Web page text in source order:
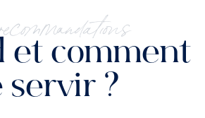
et comment
servir ?